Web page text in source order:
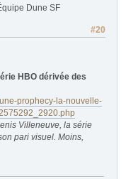
Dune SF
#20
HBO dérivée des
prophecy-la-nouvelle-
Villeneuve, la série
pari visuel. Moins,